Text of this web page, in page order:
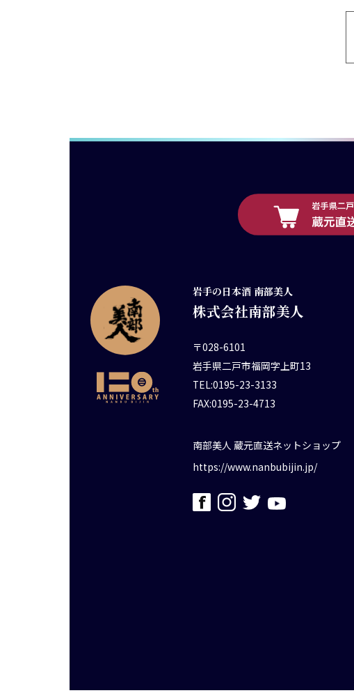
岩手の日本酒 南部美人
株式会社南部美人
〒028-6101
岩手県二戸市福岡字上町13
TEL:0195-23-3133
FAX:0195-23-4713
南部美人 蔵元直送ネットショップ
https://www.nanbubijin.jp/